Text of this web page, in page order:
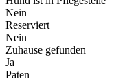
Nein
Reserviert
Nein
Zuhause gefunden
Ja
Paten